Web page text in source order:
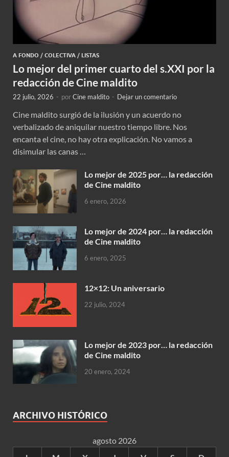
A FONDO / COLECTIVA / LISTAS
Lo mejor del primer cuarto del s.XXI por la
redacción de Cine maldito
22 julio, 2026 - porCine maldito - Dejar un comentario
Cine maldito surgió de la ilusión y un acuerdo no
verbalizado de aniquilar nuestro tiempo libre. Nos
encanta el cine, no hay otra explicación. No vamos a
disimular las canas …
Lo mejor de 2025 por… la redacción
de Cine maldito
6 enero, 2026
Lo mejor de 2024 por… la redacción
de Cine maldito
6 enero, 2025
12×12: Un aniversario
22 julio, 2024
Lo mejor de 2023 por… la redacción
de Cine maldito
20 enero, 2024
ARCHIVO HISTÓRICO
agosto 2026